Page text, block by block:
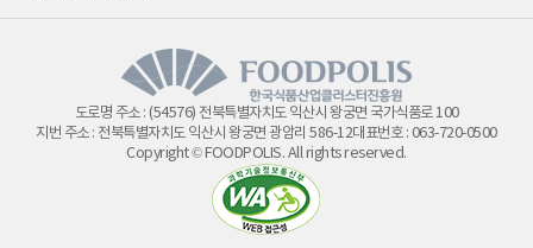
도로명 주소 : (54576) 전북특별자치도 익산시 왕궁면 국가식품로 100
지번 주소 : 전북특별자치도 익산시 왕궁면 광암리 586-12대표번호 : 063-720-0500
Copyright © FOODPOLIS. All rights reserved.